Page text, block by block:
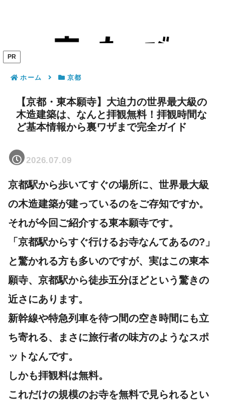
PR
ホーム 京都
【京都・東本願寺】大迫力の世界最大級の
木造建築は、なんと拝観無料！拝観時間な
ど基本情報から裏ワザまで完全ガイド
2026.07.09
京都駅から歩いてすぐの場所に、世界最大級
の木造建築が建っているのをご存知ですか。
それが今回ご紹介する東本願寺です。
「京都駅からすぐ行けるお寺なんてあるの?」
と驚かれる方も多いのですが、実はこの東本
願寺、京都駅から徒歩五分ほどという驚きの
近さにあります。
新幹線や特急列車を待つ間の空き時間にも立
ち寄れる、まさに旅行者の味方のようなスポ
ットなんです。
しかも拝観料は無料。
これだけの規模のお寺を無料で見られるとい